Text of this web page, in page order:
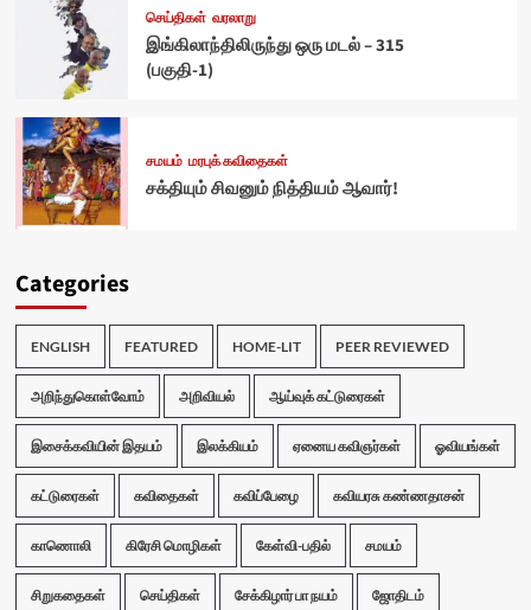
செய்திகள் வரலாறு
இங்கிலாந்திலிருந்து ஒரு மடல் – 315
(பகுதி-1)
சமயம் மரபுக் கவிதைகள்
சக்தியும் சிவனும் நித்தியம் ஆவார்!
Categories
ENGLISH FEATURED HOME-LIT PEER REVIEWED
அறிந்துகொள்வோம் அறிவியல் ஆய்வுக் கட்டுரைகள்
இசைக்கவியின் இதயம் இலக்கியம் ஏனைய கவிஞர்கள் ஓவியங்கள்
கட்டுரைகள் கவிதைகள் கவிப்பேழை கவியரசு கண்ணதாசன்
காணொலி கிரேசி மொழிகள் கேள்வி-பதில் சமயம்
சிறுகதைகள் செய்திகள் சேக்கிழார் பா நயம் ஜோதிடம்